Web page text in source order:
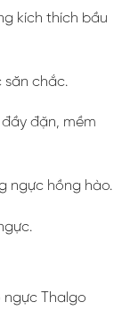
kích thích bầu
săn chắc.
đặn, mềm
ngực hồng hào.
Thalgo